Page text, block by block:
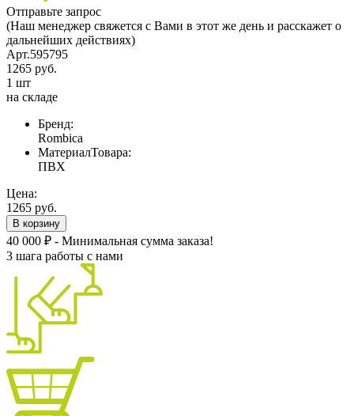
Отправьте запрос
(Наш менеджер свяжется с Вами в этот же день и расскажет о
дальнейших действиях)
Арт.595795
1265 руб.
1 шт
на складе
Бренд:
Rombica
МатериалТовара:
ПВХ
Цена:
1265 руб.
В корзину
40 000 ₽ - Минимальная сумма заказа!
3 шага работы с нами